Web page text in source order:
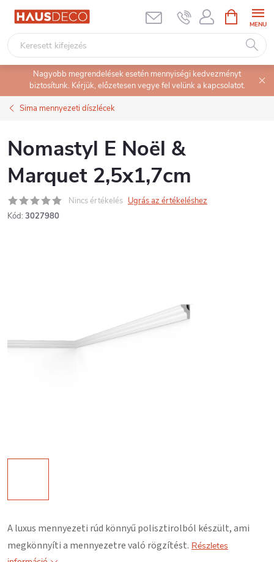
Ugrás
tartalomhoz
KOSÁR
Nagyobb megrendelések esetén mennyiségi kedvezményt
biztosítunk. Kérjük, előzetesen vegye fel velünk a kapcsolatot.
Sima mennyezeti díszlécek
Nomastyl E Noël &
Marquet 2,5x1,7cm
Nincs értékelés Ugrás az értékeléshez
Kód: 3027980
A luxus mennyezeti rúd könnyű polisztirolból készült, ami
megkönnyíti a mennyezetre való rögzítést. Részletes